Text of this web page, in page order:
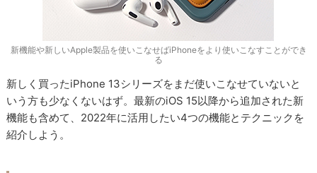
新機能や新しいApple製品を使いこなせばiPhoneをより使いこなすことができ
る
新しく買ったiPhone 13シリーズをまだ使いこなせていないと
いう方も少なくないはず。最新のiOS 15以降から追加された新
機能も含めて、2022年に活用したい4つの機能とテクニックを
紹介しよう。